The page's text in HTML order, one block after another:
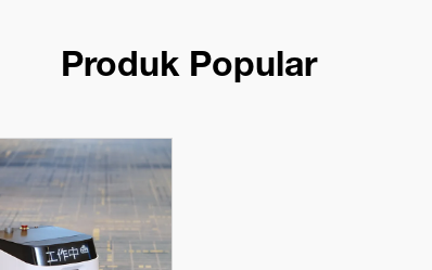
Produk Popular